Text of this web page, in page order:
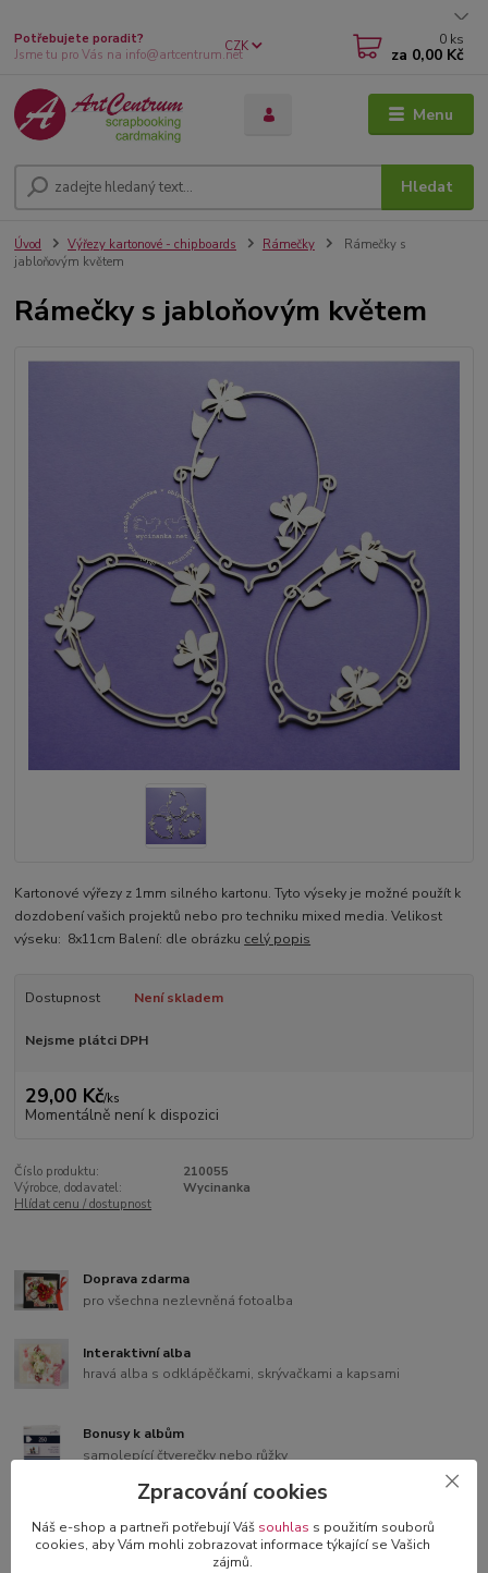
Menu
CZK
Hledat
Potřebujete poradit?
Jsme tu pro Vás na info@artcentrum.net
0 ks
za 0,00 Kč
Úvod Výřezy kartonové - chipboards Rámečky
Rámečky s
jabloňovým květem
Rámečky s jabloňovým květem
Kartonové výřezy z 1mm silného kartonu. Tyto výseky je možné použít k
dozdobení vašich projektů nebo pro techniku mixed media. Velikost
výseku: 8x11cm Balení: dle obrázku celý popis
Dostupnost Není skladem
Nejsme plátci DPH
29,00 Kč/ks
Momentálně není k dispozici
Číslo produktu:
210055
Výrobce, dodavatel:
Wycinanka
Hlídat cenu / dostupnost
Doprava zdarma
pro všechna nezlevněná fotoalba
Interaktivní alba
hravá alba s odklápěčkami, skrývačkami a kapsami
Bonusy k albům
samolepící čtverečky nebo růžky
originální blahopřání s 3D dekorací
Zpracování cookies
Náš e-shop a partneři potřebují Váš souhlas s použitím souborů
cookies, aby Vám mohli zobrazovat informace týkající se Vašich
zájmů.